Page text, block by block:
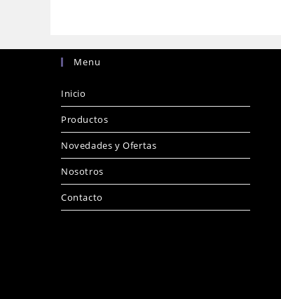
Menu
Inicio
Productos
Novedades y Ofertas
Nosotros
Contacto